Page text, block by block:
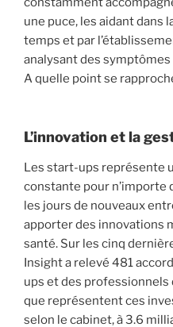
une puce, les aidant dans
temps et par
analysant des
A quelle point se
L’innovation et la
Les start-ups représente
constante pour n’importe
les jours de nouveaux
apporter des innovations
santé. Sur les cinq
Insight a relevé 481
ups et des professionnels
que représentent ces
selon le cabinet, à 3.6